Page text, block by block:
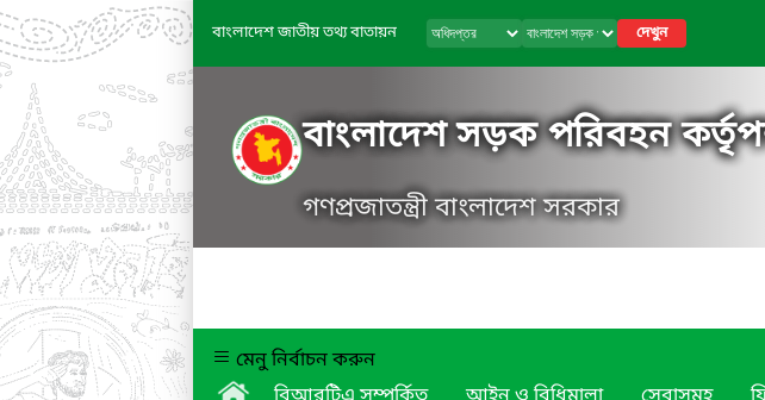
বাংলাদেশ জাতীয় তথ্য বাতায়ন দেখুন
বাংলাদেশ সড়ক পরিবহন
গণপ্রজাতন্ত্রী বাংলাদেশ সরকার
মেনু নির্বাচন করুন